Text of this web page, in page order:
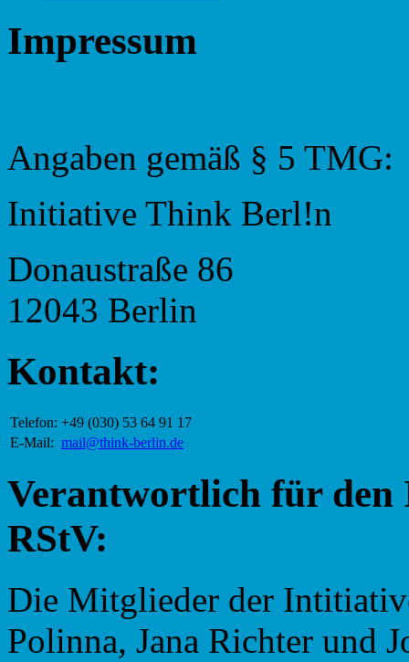
Impressum
Angaben gemäß § 5 TMG:
Initiative Think Berl!n
Donaustraße 86
12043 Berlin
Kontakt:
Telefon: +49 (030) 53 64 91 17
E-Mail:
ed.nilreb-kniht
@liam
Verantwortlich für den
RStV:
Die Mitglieder der
Polinna, Jana Richter und